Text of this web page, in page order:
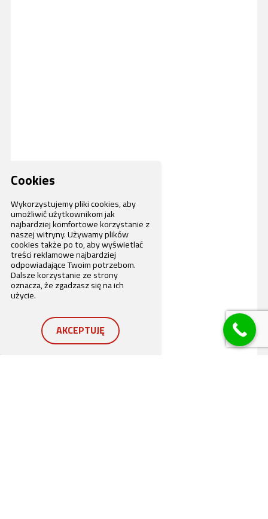
Cookies
Wykorzystujemy pliki cookies, aby
umożliwić użytkownikom jak
najbardziej komfortowe korzystanie z
naszej witryny. Używamy plików
cookies także po to, aby wyświetlać
treści reklamowe najbardziej
odpowiadające Twoim potrzebom.
Dalsze korzystanie ze strony
oznacza, że zgadzasz się na ich
użycie.
AKCEPTUJĘ